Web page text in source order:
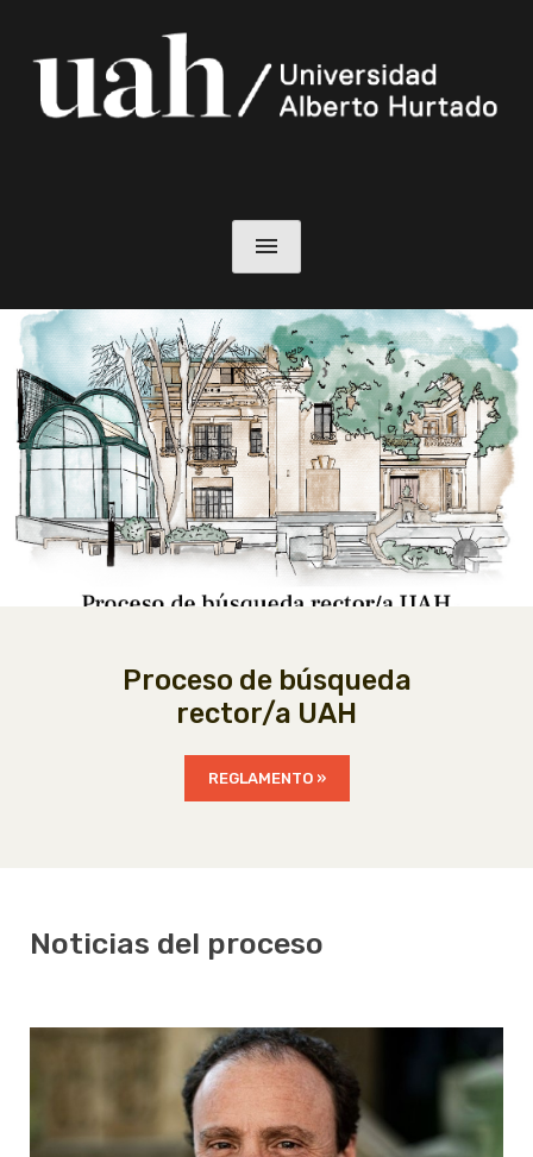
content
menu
Proceso de búsqueda
rector/a UAH
REGLAMENTO »
Previous
Noticias del proceso